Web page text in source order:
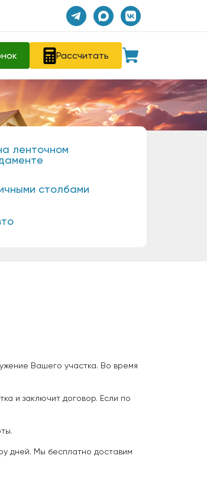
Рассчитать
ленточном
столбами
Вашего участка. Во время
и заключит договор. Если по
дней. Мы бесплатно доставим